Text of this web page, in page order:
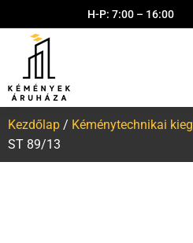
H-P: 7:00 – 16:00
Kezdőlap / Kéménytechnikai
ST 89/13